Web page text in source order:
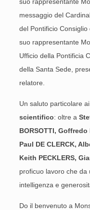
messaggio del
del Pontificio
suo rappresentante
Ufficio della Pontificia
della Santa Sede,
relatore.
Un saluto particolare ai
scientifico: oltre a
BORSOTTI, Goffredo
Paul DE CLERCK,
Keith PECKLERS,
proficuo lavoro che da
intelligenza e
Do il benvenuto a